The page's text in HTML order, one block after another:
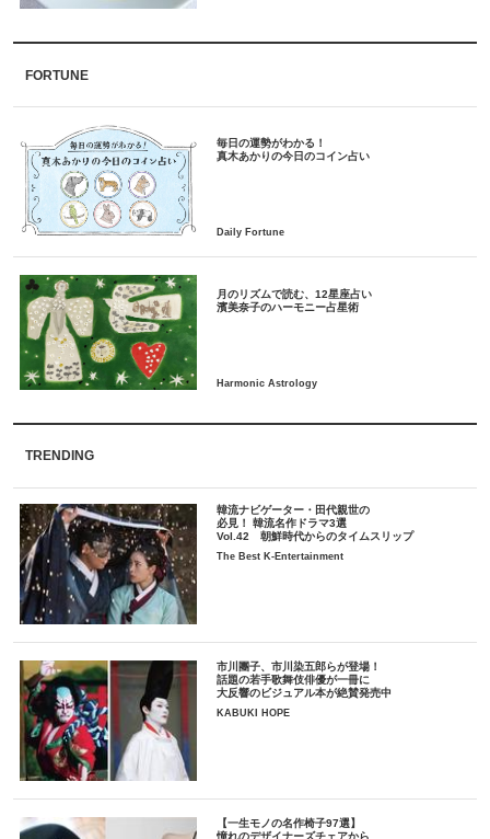
FORTUNE
毎日の運勢がわかる！
月のリズムで読む、12星座占い
TRENDING
韓流ナビゲーター・田代親世の
必見！ 韓流名作ドラマ3選
Vol.42 朝鮮時代からのタイムスリップ
The Best K-Entertainment
市川團子、市川染五郎らが登場！
話題の若手歌舞伎俳優が一冊に
大反響のビジュアル本が絶賛発売中
KABUKI HOPE
【一生モノの名作椅子97選】
憧れのデザイナーズチェアから